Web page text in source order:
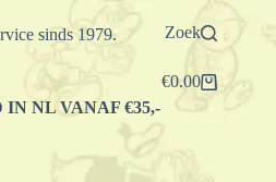
sinds 1979. Zoek
Winkelwagen
€0.00
IN NL VANAF €35,-